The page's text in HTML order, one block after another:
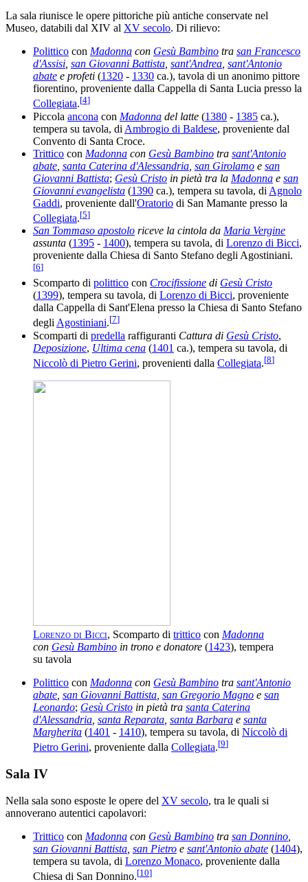
La sala riunisce le opere pittoriche più antiche conservate nel
Museo, databili dal XIV al XV secolo. Di rilievo:
Polittico con Madonna con Gesù Bambino tra san Francesco
d'Assisi san Giovanni Battista sant'Andrea sant'Antonio
abate e profeti (1320 - 1330 ca.), tavola di un anonimo pittore
fiorentino, proveniente dalla Cappella di Santa Lucia presso la
Collegiata.[4]
Piccola ancona con Madonna del latte (1380 - 1385 ca.),
tempera su tavola, di Ambrogio di Baldese, proveniente dal
Convento di Santa Croce.
Trittico con Madonna con Gesù Bambino tra sant'Antonio
abate santa Caterina d'Alessandria san Girolamo e san
Giovanni Battista; Gesù Cristo in pietà tra la Madonna e san
Giovanni evangelista (1390 ca.), tempera su tavola, di Agnolo
Gaddi, proveniente dall'Oratorio di San Mamante presso la
Collegiata.[5]
San Tommaso apostolo riceve la cintola da Maria Vergine
assunta (1395 - 1400), tempera su tavola, di Lorenzo di Bicci,
proveniente dalla Chiesa di Santo Stefano degli Agostiniani.
[6]
Scomparto di polittico con Crocifissione di Gesù Cristo
(1399), tempera su tavola, di Lorenzo di Bicci, proveniente
dalla Cappella di Sant'Elena presso la Chiesa di Santo Stefano
degliAgostiniani.[7]
Scomparti di predella raffiguranti Cattura di Gesù Cristo,
Deposizione, Ultima cena (1401 ca.), tempera su tavola, di
Niccolò di Pietro Gerini, provenienti dalla Collegiata.[8]
Lorenzo di Bicci, Scomparto di trittico con Madonna
con Gesù Bambino in trono e donatore (1423), tempera
su tavola
Polittico con Madonna con Gesù Bambino tra sant'Antonio
abate san Giovanni Battista san Gregorio Magno e san
Leonardo; Gesù Cristo in pietà tra santa Caterina
d'Alessandria santa Reparata santa Barbara e santa
Margherita (1401 - 1410), tempera su tavola, di Niccolò di
Pietro Gerini, proveniente dalla Collegiata.[9]
Sala IV
Nella sala sono esposte le opere del XV secolo, tra le quali si
annoverano autentici capolavori:
Trittico con Madonna con Gesù Bambino tra san Donnino
san Giovanni Battista san Pietro e sant'Antonio abate (1404),
tempera su tavola, di Lorenzo Monaco, proveniente dalla
Chiesa di San Donnino.[10]